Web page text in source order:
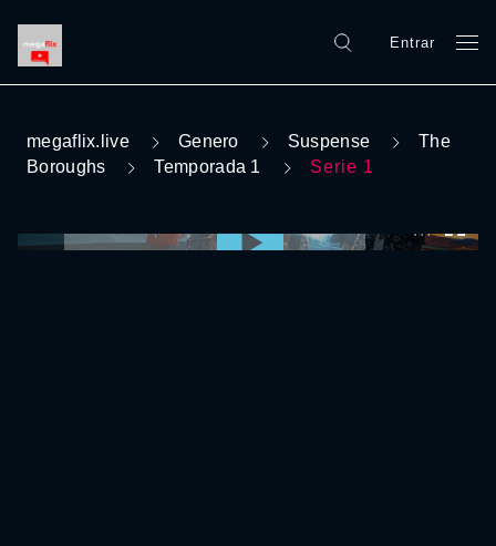
Entrar
megaflix.live Genero Suspense
The
Boroughs
Temporada 1 Serie 1